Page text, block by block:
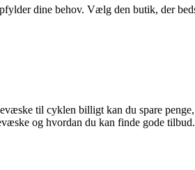
dine behov. Vælg den butik, der
til cyklen billigt kan du spare
og hvordan du kan finde gode tilbud.